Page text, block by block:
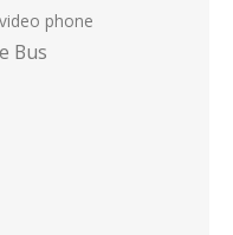
video phone
Bus